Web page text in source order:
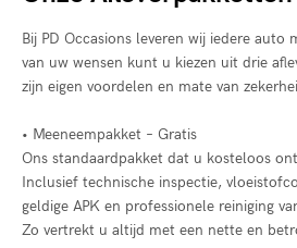
Bij PD Occasions leveren wij iedere auto
van uw wensen kunt u kiezen uit drie
zijn eigen voordelen en mate van
• Meeneempakket – Gratis
Ons standaardpakket dat u kosteloos
Inclusief technische inspectie,
geldige APK en professionele reiniging
Zo vertrekt u altijd met een nette en